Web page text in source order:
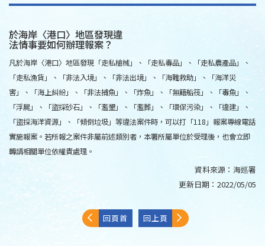
於海岸〈港口〉地區發現違
法情事要如何辦理報案？
凡於海岸〈港口〉地區發現「走私槍械」、「走私毒品」、「走私農產品」、
「走私漁貨」、「非法入境」、「非法出境」、「海難救助」、「海洋災
害」、「海上糾紛」、「非法捕魚」、「炸魚」、「無籍船筏」、「毒魚」、
「浮屍」、「盜採砂石」、「濫墾」、「濫葬」、「環保污染」、「違建」、
「盜採海洋資源」、「傾倒垃圾」等違法案件時，可以打「118」報案專線電話
實施報案。若所報之案件非屬前述類別者，本署所屬單位於受理後，也會立即
轉請相關單位依權責處理。
資料來源： 海巡署
更新日期： 2022/05/05
回頁首 回上頁